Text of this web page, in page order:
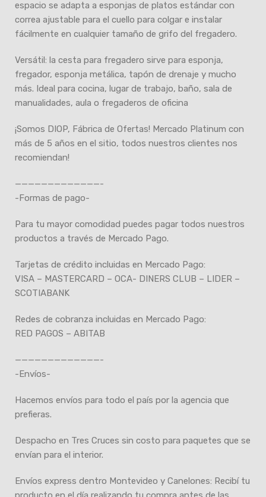
espacio se adapta a esponjas de platos estándar con
correa ajustable para el cuello para colgar e instalar
fácilmente en cualquier tamaño de grifo del fregadero.
Versátil: la cesta para fregadero sirve para esponja,
fregador, esponja metálica, tapón de drenaje y mucho
más. Ideal para cocina, lugar de trabajo, baño, sala de
manualidades, aula o fregaderos de oficina
¡Somos DIOP, Fábrica de Ofertas! Mercado Platinum con
más de 5 años en el sitio, todos nuestros clientes nos
recomiendan!
—————————————-
-Formas de pago-
Para tu mayor comodidad puedes pagar todos nuestros
productos a través de Mercado Pago.
Tarjetas de crédito incluidas en Mercado Pago:
VISA – MASTERCARD – OCA- DINERS CLUB – LIDER –
SCOTIABANK
Redes de cobranza incluidas en Mercado Pago:
RED PAGOS – ABITAB
—————————————-
-Envíos-
Hacemos envíos para todo el país por la agencia que
prefieras.
Despacho en Tres Cruces sin costo para paquetes que se
envían para el interior.
Envíos express dentro Montevideo y Canelones: Recibí tu